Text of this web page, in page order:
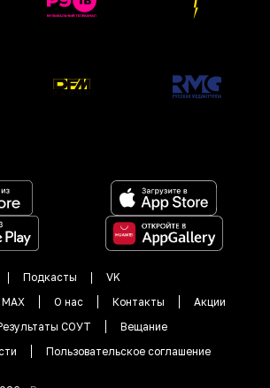
Подкасты
VK
MAX О нас Контакты
Акции
СОУТ
Вещание
Пользовательское соглашение